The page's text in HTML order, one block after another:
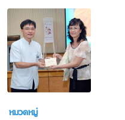
หมวดหมู่